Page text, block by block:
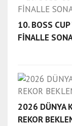
10. BOSS
FİNALLE
2026 DÜNYA
REKOR